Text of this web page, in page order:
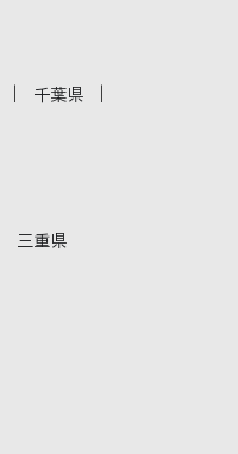
｜ 千葉県 ｜
三重県